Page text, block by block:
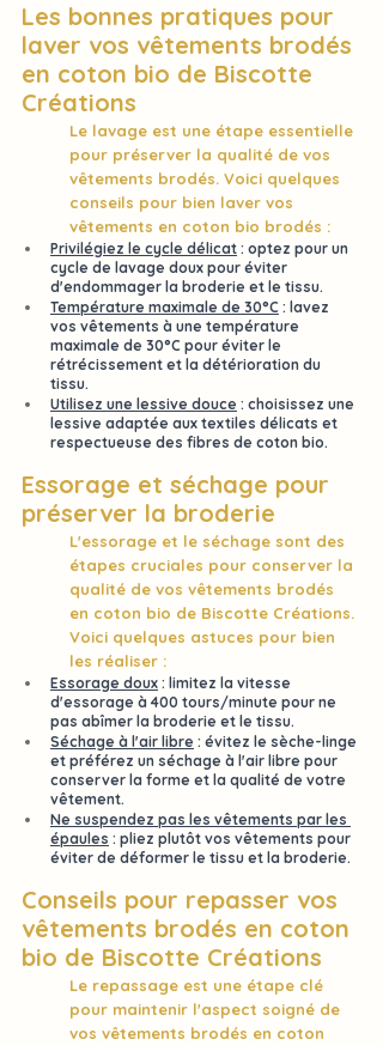
Les bonnes pratiques pour
laver vos vêtements brodés
en coton bio de Biscotte
Créations
Le lavage est une étape essentielle
pour préserver la qualité de vos
vêtements brodés. Voici quelques
conseils pour bien laver vos
vêtements en coton bio brodés :
Privilégiez le cycle délicat : optez pour un
cycle de lavage doux pour éviter
d'endommager la broderie et le tissu.
Température maximale de 30°C : lavez
vos vêtements à une température
maximale de 30°C pour éviter le
rétrécissement et la détérioration du
tissu.
Utilisez une lessive douce : choisissez une
lessive adaptée aux textiles délicats et
respectueuse des fibres de coton bio.
Essorage et séchage pour
préserver la broderie
L'essorage et le séchage sont des
étapes cruciales pour conserver la
qualité de vos vêtements brodés
en coton bio de Biscotte Créations.
Voici quelques astuces pour bien
les réaliser :
Essorage doux : limitez la vitesse
d'essorage à 400 tours/minute pour ne
pas abîmer la broderie et le tissu.
Séchage à l'air libre : évitez le sèche-linge
et préférez un séchage à l'air libre pour
conserver la forme et la qualité de votre
vêtement.
Ne suspendez pas les vêtements par les
épaules : pliez plutôt vos vêtements pour
éviter de déformer le tissu et la broderie.
Conseils pour repasser vos
vêtements brodés en coton
bio de Biscotte Créations
Le repassage est une étape clé
pour maintenir l'aspect soigné de
vos vêtements brodés en coton